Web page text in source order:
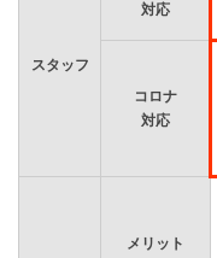
スタッフ
対応
コロナ
対応
メリット